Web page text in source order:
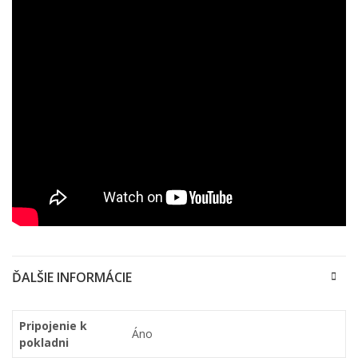
ĎALŠIE INFORMÁCIE
Pripojenie k
pokladni
Áno